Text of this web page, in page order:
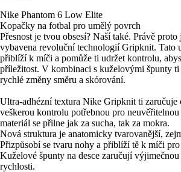
Nike Phantom 6 Low Elite
Kopačky na fotbal pro umělý povrch
Přesnost je tvou obsesí? Naší také. Právě
vybavena revoluční technologií Gripknit. Tato
přiblíží k míči a pomůže ti udržet kontrolu,
příležitost. V kombinaci s kuželovými špunty ti
rychlé změny směru a skórování.
Ultra-adhézní textura Nike Gripknit ti zaručuje
veškerou kontrolu potřebnou pro neuvěřitelnou
materiál se přilne jak za sucha, tak za mokra.
Nová struktura je anatomicky tvarovanější,
Přizpůsobí se tvaru nohy a přiblíží tě k míči pro
Kuželové špunty na desce zaručují
rychlosti.